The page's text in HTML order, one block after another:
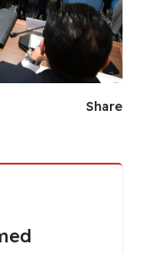
Share